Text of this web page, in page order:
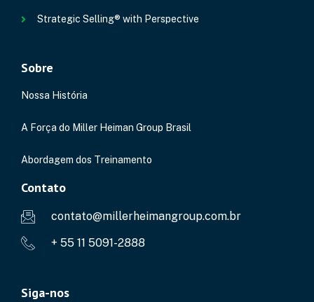
Strategic Selling® with Perspective
Sobre
Nossa História
A Força do Miller Heiman Group Brasil
Abordagem dos Treinamento
Contato
contato@millerheimangroup.com.br
+ 55 11 5091-2888
Siga-nos